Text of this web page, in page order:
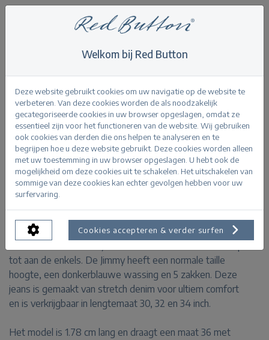
Jimmy darkstone used
Terug
Jimmy darkstone used
PRODUCTINFORMATIE
De Jimmy is onderdeel van de Never out of stock
tot aan de enkels. De Jimmy heeft een normale taille
hoogte, een donkerblauwe wassing en 5 zakken. Deze
jeans is gemaakt van stretch denim voor ultiem comfort
en is verkrijgbaar in lengtemaat 30, 32 en 34 inch.
Het model is 1.78 cm lang en draagt een maat 36 met
Welkom bij Red Button
Deze website gebruikt cookies om uw navigatie op de website te
verbeteren. Van deze cookies worden de als noodzakelijk
gecategoriseerde cookies in uw browser opgeslagen, omdat ze
essentieel zijn voor het functioneren van de website. Wij gebruiken
ook cookies van derden die ons helpen te analyseren en te
begrijpen hoe u deze website gebruikt. Deze cookies worden alleen
met uw toestemming in uw browser opgeslagen. U hebt ook de
mogelijkheid om deze cookies uit te schakelen. Het uitschakelen van
sommige van deze cookies kan echter gevolgen hebben voor uw
surfervaring.
Cookies accepteren & verder surfen